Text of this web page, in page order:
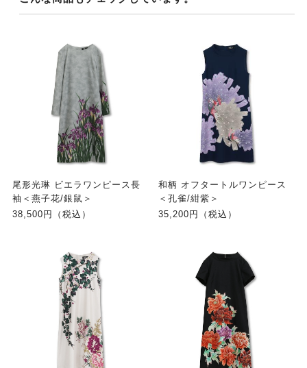
尾形光琳 ビエラワンピース長
袖＜燕子花/銀鼠＞
38,500円（税込）
和柄 オフタートルワンピース
＜孔雀/紺紫＞
35,200円（税込）